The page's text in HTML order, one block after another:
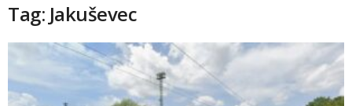
Tag: Jakuševec